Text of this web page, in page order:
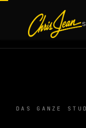
DAS GANZE